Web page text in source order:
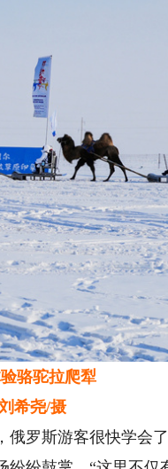
骆驼拉爬犁
希尧/摄
斯游客很快学会了